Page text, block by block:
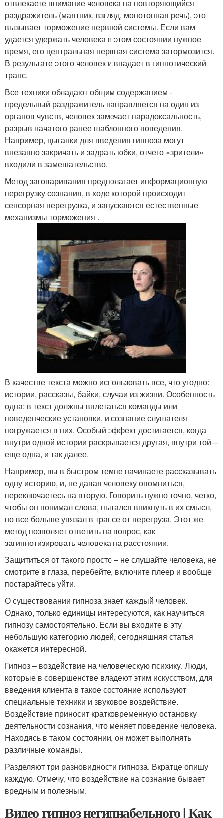
отвлекаете внимание человека на повторяющийся
раздражитель (маятник, взгляд, монотонная речь), это
вызывает торможение нервной системы. Если вам
удается удержать человека в этом состоянии нужное
время, его центральная нервная система затормозится.
В результате этого человек и впадает в гипнотический
транс.
Все техники обладают общим содержанием -
предельный раздражитель направляется на один из
органов чувств, человек замечает парадоксальность,
разрыв начатого ранее шаблонного поведения.
Например, цыганки для введения гипноза могут
внезапно закричать и задрать юбки, отчего «зрители»
входили в замешательство.
Метод заговаривания предполагает информационную
перегрузку сознания, в ходе которой происходит
сенсорная перегрузка, и запускаются естественные
механизмы торможения .
В качестве текста можно использовать все, что угодно:
истории, рассказы, байки, случаи из жизни. Особенность
одна: в текст должны вплетаться команды или
поведенческие установки, и сознание слушателя
погружается в них. Особый эффект достигается, когда
внутри одной истории раскрывается другая, внутри той –
еще одна, и так далее.
Например, вы в быстром темпе начинаете рассказывать
одну историю, и, не давая человеку опомниться,
переключаетесь на вторую. Говорить нужно точно, четко,
чтобы он понимал слова, пытался вникнуть в их смысл,
но все больше увязал в трансе от перегруза. Этот же
метод позволяет ответить на вопрос, как
загипнотизировать человека на расстоянии.
Защититься от такого просто – не слушайте человека, не
смотрите в глаза, перебейте, включите плеер и вообще
постарайтесь уйти.
О существовании гипноза знает каждый человек.
Однако, только единицы интересуются, как научиться
гипнозу самостоятельно. Если вы входите в эту
небольшую категорию людей, сегодняшняя статья
окажется интересной.
Гипноз – воздействие на человеческую психику. Люди,
которые в совершенстве владеют этим искусством, для
введения клиента в такое состояние используют
специальные техники и звуковое воздействие.
Воздействие приносит кратковременную остановку
деятельности сознания, что меняет поведение человека.
Находясь в таком состоянии, он может выполнять
различные команды.
Разделяют три разновидности гипноза. Вкратце опишу
каждую. Отмечу, что воздействие на сознание бывает
вредным и полезным.
Видео гипноз негипнабельного | Как